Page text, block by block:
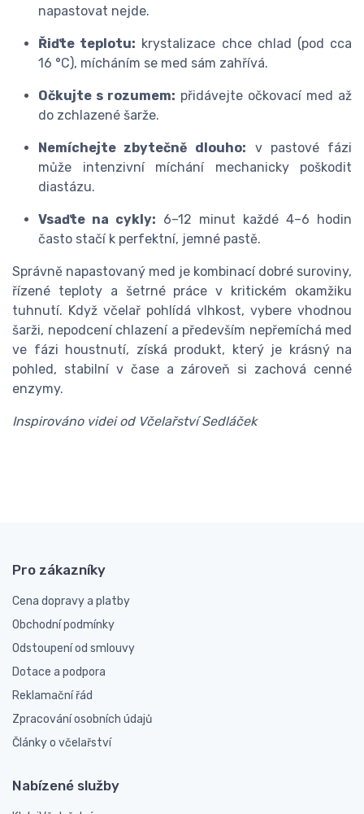
napastovat nejde.
Řiďte teplotu: krystalizace chce chlad (pod cca
16 °C), mícháním se med sám zahřívá.
Očkujte s rozumem: přidávejte očkovací med až
do zchlazené šarže.
Nemíchejte zbytečně dlouho: v pastové fázi
může intenzivní míchání mechanicky poškodit
diastázu.
Vsaďte na cykly: 6–12 minut každé 4–6 hodin
často stačí k perfektní, jemné pastě.
Správně napastovaný med je kombinací dobré suroviny,
řízené teploty a šetrné práce v kritickém okamžiku
tuhnutí. Když včelař pohlídá vlhkost, vybere vhodnou
šarži, nepodcení chlazení a především nepřemíchá med
ve fázi houstnutí, získá produkt, který je krásný na
pohled, stabilní v čase a zároveň si zachová cenné
enzymy.
Inspirováno videi od Včelařství Sedláček
Pro zákazníky
Cena dopravy a platby
Obchodní podmínky
Odstoupení od smlouvy
Dotace a podpora
Reklamační řád
Zpracování osobních údajů
Články o včelařství
Nabízené služby